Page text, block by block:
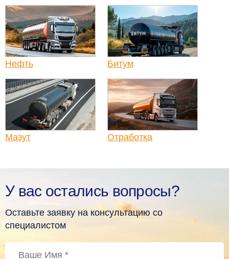
Нефть Битум
Мазут Отработка
У вас остались вопросы?
Оставьте заявку на консультацию со
специалистом